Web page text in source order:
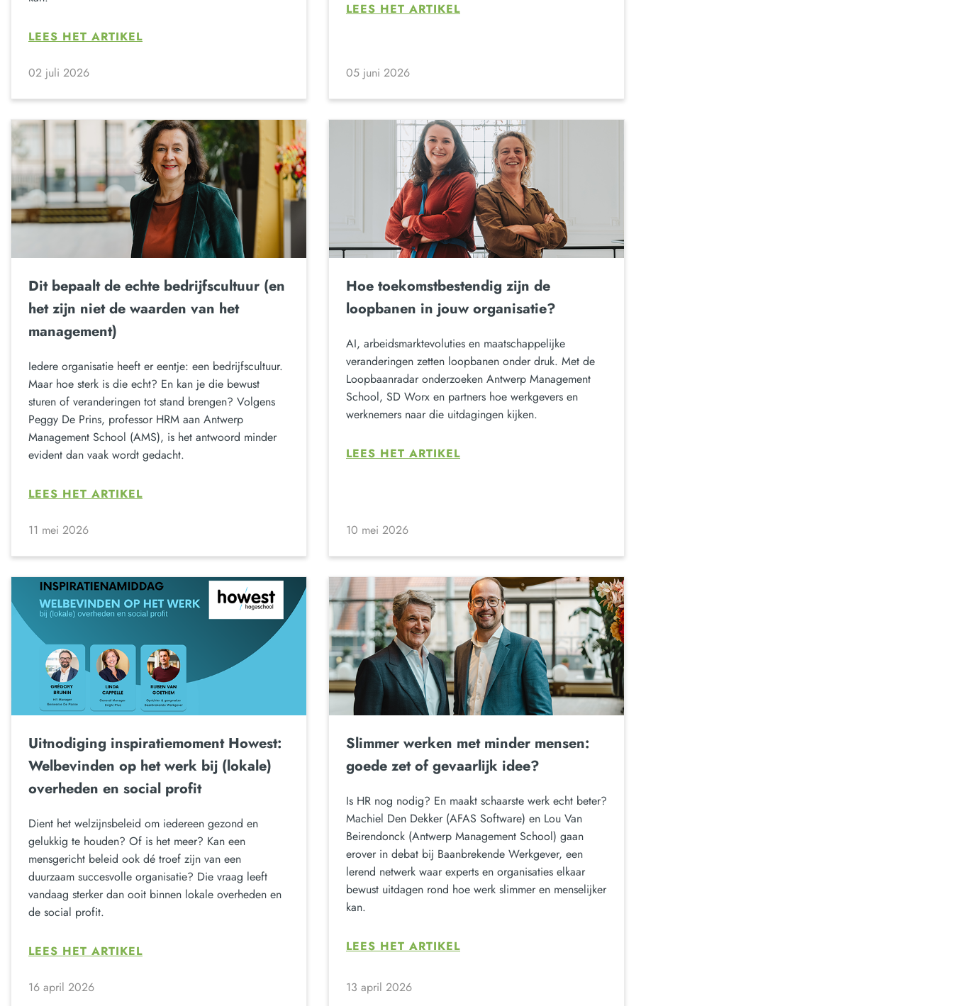
LEES HET ARTIKEL
02 juli 2026
LEES HET ARTIKEL
05 juni 2026
Dit bepaalt de echte bedrijfscultuur (en
het zijn niet de waarden van het
management)
Iedere organisatie heeft er eentje: een bedrijfscultuur.
Maar hoe sterk is die echt? En kan je die bewust
sturen of veranderingen tot stand brengen? Volgens
Peggy De Prins, professor HRM aan Antwerp
Management School (AMS), is het antwoord minder
evident dan vaak wordt gedacht.
LEES HET ARTIKEL
11 mei 2026
Hoe toekomstbestendig zijn de
loopbanen in jouw organisatie?
AI, arbeidsmarktevoluties en maatschappelijke
veranderingen zetten loopbanen onder druk. Met de
Loopbaanradar onderzoeken Antwerp Management
School, SD Worx en partners hoe werkgevers en
werknemers naar die uitdagingen kijken.
LEES HET ARTIKEL
10 mei 2026
Uitnodiging inspiratiemoment Howest:
Welbevinden op het werk bij (lokale)
overheden en social profit
Dient het welzijnsbeleid om iedereen gezond en
gelukkig te houden? Of is het meer? Kan een
mensgericht beleid ook dé troef zijn van een
duurzaam succesvolle organisatie? Die vraag leeft
vandaag sterker dan ooit binnen lokale overheden en
de social profit.
LEES HET ARTIKEL
16 april 2026
Slimmer werken met minder mensen:
goede zet of gevaarlijk idee?
Is HR nog nodig? En maakt schaarste werk echt beter?
Machiel Den Dekker (AFAS Software) en Lou Van
Beirendonck (Antwerp Management School) gaan
erover in debat bij Baanbrekende Werkgever, een
lerend netwerk waar experts en organisaties elkaar
bewust uitdagen rond hoe werk slimmer en menselijker
kan.
LEES HET ARTIKEL
13 april 2026